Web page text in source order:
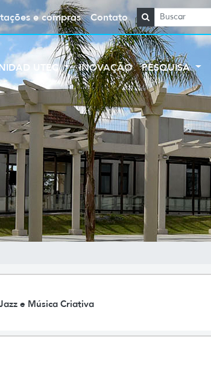
e compras Contato
UTEC INOVAÇÃO PESQUISA
e Música Criativa